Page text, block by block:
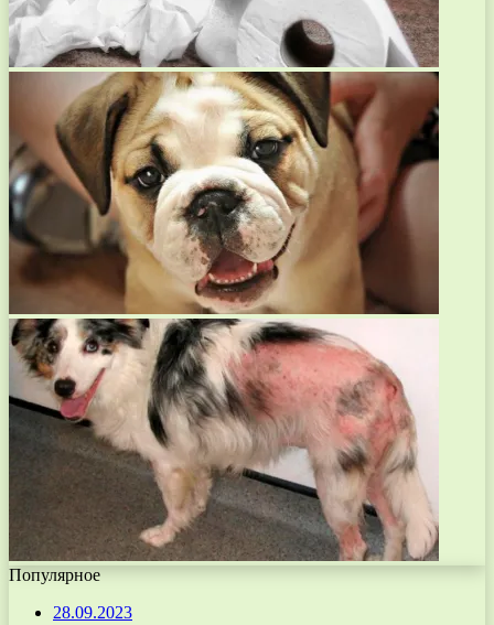
Популярное
28.09.2023